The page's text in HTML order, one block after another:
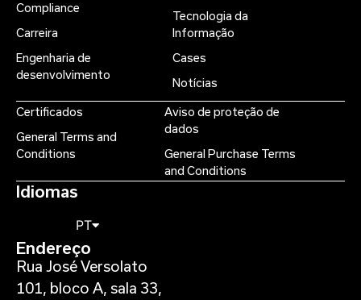
Compliance
Carreira
Engenharia de
desenvolvimento
Tecnologia da
Informação
Cases
Notícias
Certificados
General Terms and
Conditions
Aviso de proteção de
dados
General Purchase Terms
and Conditions
Idiomas
PT
Endereço
Rua José Versolato
101, bloco A, sala 33,